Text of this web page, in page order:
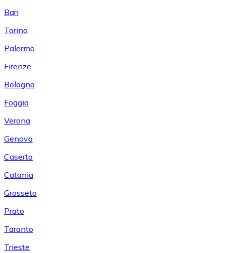
Bari
Torino
Palermo
Firenze
Bologna
Foggia
Verona
Genova
Caserta
Catania
Grosseto
Prato
Taranto
Trieste